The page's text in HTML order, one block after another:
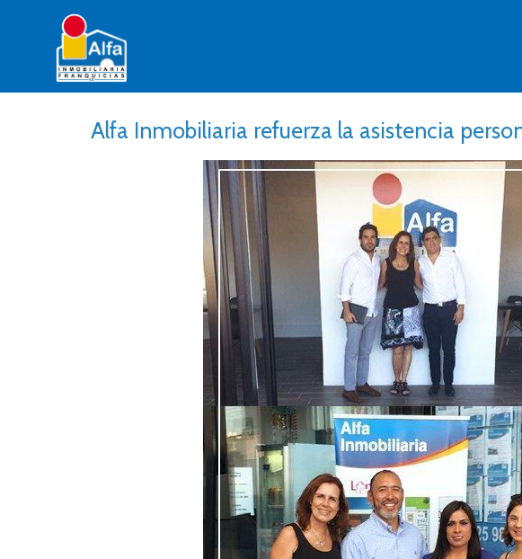
Alfa Inmobiliaria refuerza la asistencia